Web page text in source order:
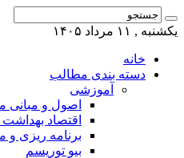
یکشنبه , ۱۱ مرداد ۱۴۰۵
خانه
دسته بندی مطالب
آموزشی
اصول و مبانی
اقتصاد
برنامه ریزی و
بیو توریسم